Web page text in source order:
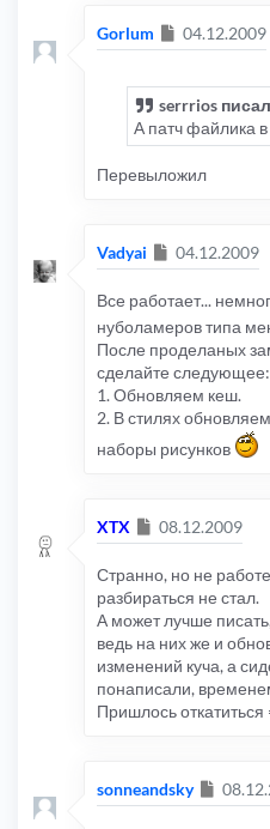
Gorlum Сообщение
04.12.2009
serrrios
А патч файлика
Перевыложил
Vadyai Сообщение
04.12.2009
Все работает...
нуболамеров типа
После проделаных
сделайте следующее:
1. Обновляем кеш.
2. В стилях
наборы рисунков
XTX Сообщение
08.12.2009
Странно, но не
разбираться не стал.
А может лучше
ведь на них же и
изменений куча, а
понаписали,
Пришлось откатиться
sonneandsky